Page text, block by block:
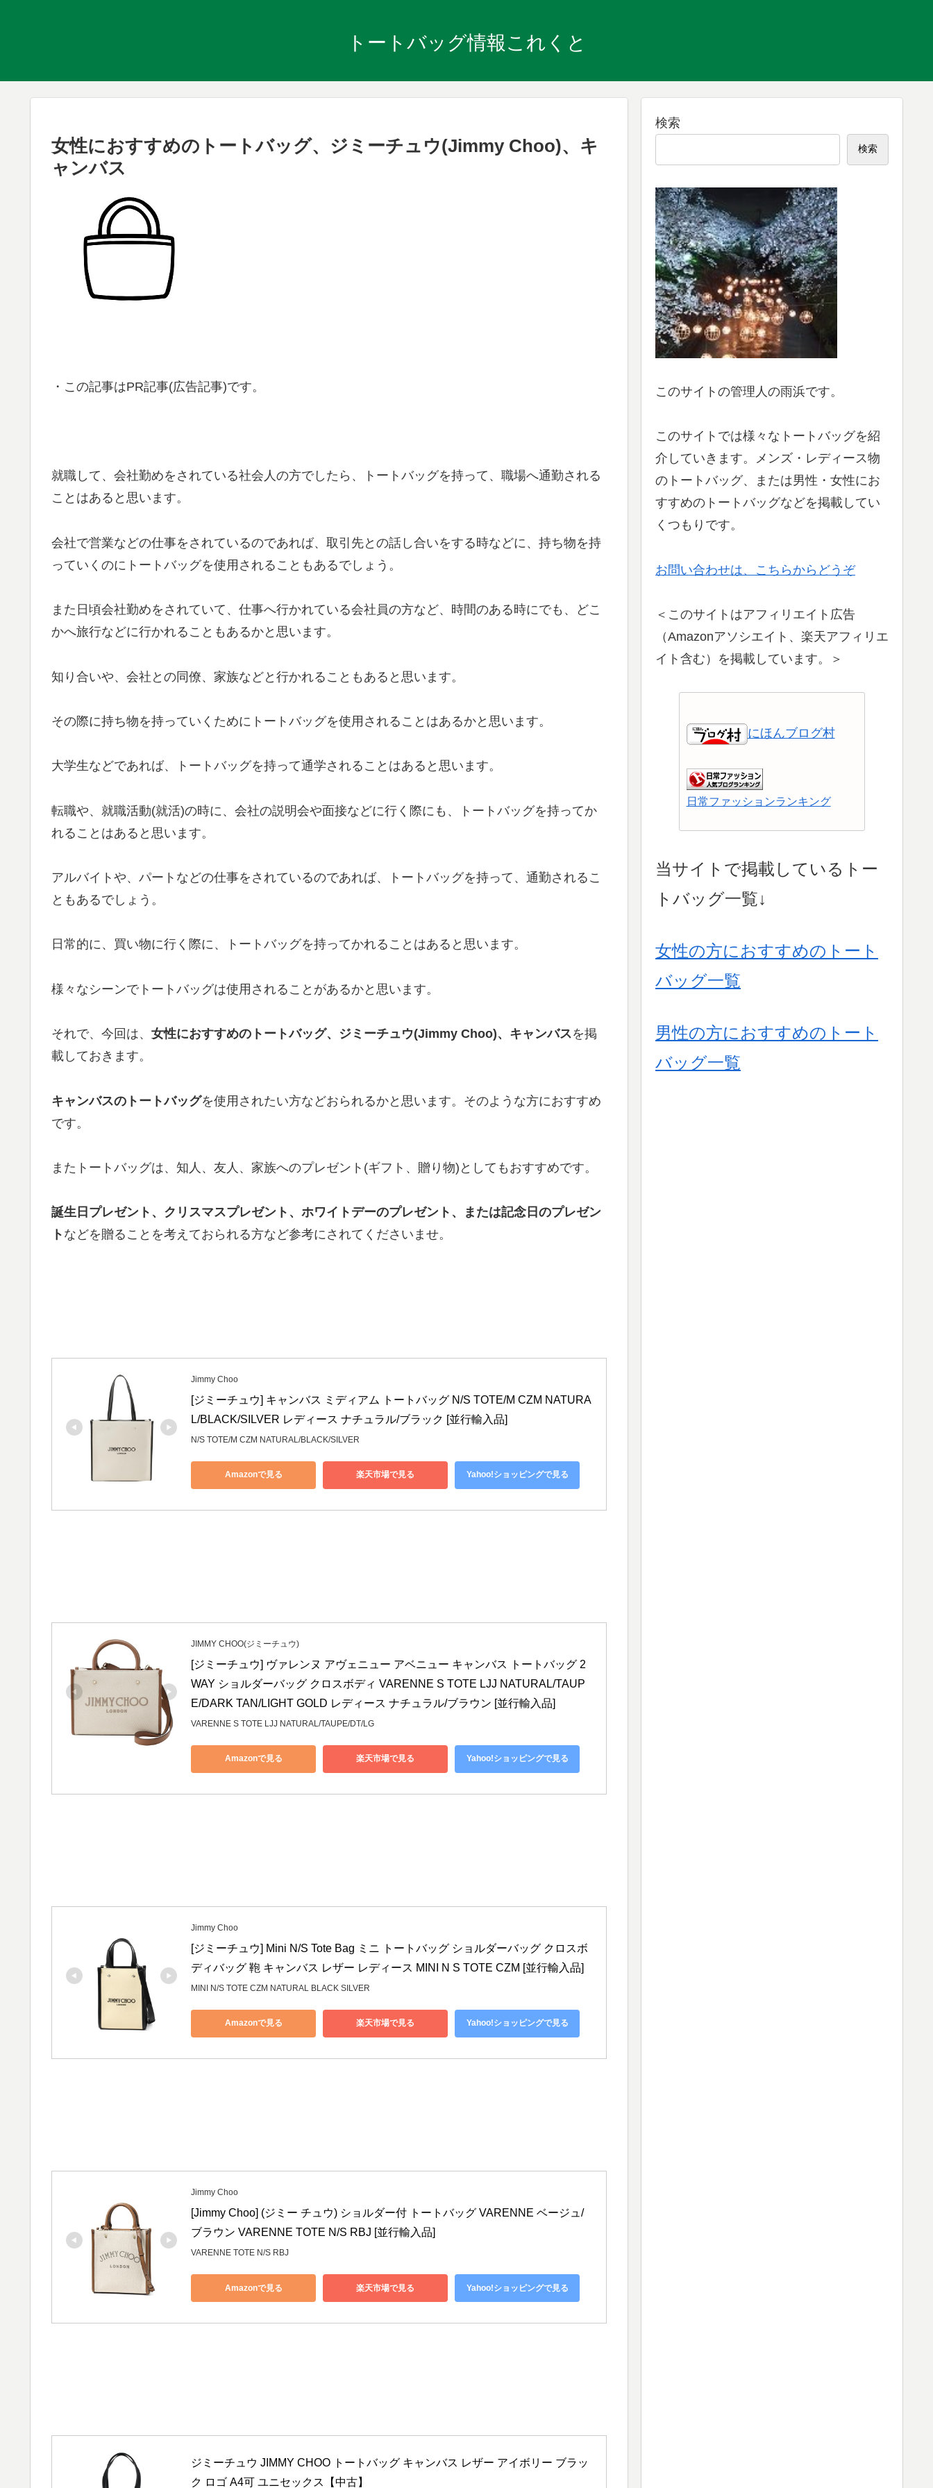
トートバッグ情報これくと
女性におすすめのトートバッグ、ジミーチュウ(Jimmy Choo)、キ
ャンバス
・この記事はPR記事(広告記事)です。
就職して、会社勤めをされている社会人の方でしたら、トートバッグを持って、職場へ通勤される
ことはあると思います。
会社で営業などの仕事をされているのであれば、取引先との話し合いをする時などに、持ち物を持
っていくのにトートバッグを使用されることもあるでしょう。
また日頃会社勤めをされていて、仕事へ行かれている会社員の方など、時間のある時にでも、どこ
かへ旅行などに行かれることもあるかと思います。
知り合いや、会社との同僚、家族などと行かれることもあると思います。
その際に持ち物を持っていくためにトートバッグを使用されることはあるかと思います。
大学生などであれば、トートバッグを持って通学されることはあると思います。
転職や、就職活動(就活)の時に、会社の説明会や面接などに行く際にも、トートバッグを持ってか
れることはあると思います。
アルバイトや、パートなどの仕事をされているのであれば、トートバッグを持って、通勤されるこ
ともあるでしょう。
日常的に、買い物に行く際に、トートバッグを持ってかれることはあると思います。
様々なシーンでトートバッグは使用されることがあるかと思います。
それで、今回は、 女性におすすめのトートバッグ、ジミーチュウ(Jimmy Choo)、キャンバスを掲
載しておきます。
キャンバスのトートバッグを使用されたい方などおられるかと思います。そのような方におすすめ
です。
またトートバッグは、知人、友人、家族へのプレゼント(ギフト、贈り物)としてもおすすめです。
誕生日プレゼント、クリスマスプレゼント、ホワイトデーのプレゼント、または記念日のプレゼン
ト などを贈ることを考えておられる方など参考にされてくださいませ。
Jimmy Choo
[ジミーチュウ] キャンバス ミディアム トートバッグ N/S TOTE/M CZM NATURA
L/BLACK/SILVER レディース ナチュラル/ブラック [並行輸入品]
N/S TOTE/M CZM NATURAL/BLACK/SILVER
Amazonで見る 楽天市場で見る Yahoo!ショッピングで見る
JIMMY CHOO(ジミーチュウ)
[ジミーチュウ] ヴァレンヌ アヴェニュー アベニュー キャンバス トートバッグ 2
WAY ショルダーバッグ クロスボディ VARENNE S TOTE LJJ NATURAL/TAUP
E/DARK TAN/LIGHT GOLD レディース ナチュラル/ブラウン [並行輸入品]
VARENNE S TOTE LJJ NATURAL/TAUPE/DT/LG
Amazonで見る 楽天市場で見る Yahoo!ショッピングで見る
Jimmy Choo
[ジミーチュウ] Mini N/S Tote Bag ミニ トートバッグ ショルダーバッグ クロスボ
ディバッグ 鞄 キャンバス レザー レディース MINI N S TOTE CZM [並行輸入品]
MINI N/S TOTE CZM NATURAL BLACK SILVER
Amazonで見る 楽天市場で見る Yahoo!ショッピングで見る
Jimmy Choo
[Jimmy Choo] (ジミー チュウ) ショルダー付 トートバッグ VARENNE ベージュ/
ブラウン VARENNE TOTE N/S RBJ [並行輸入品]
VARENNE TOTE N/S RBJ
Amazonで見る 楽天市場で見る Yahoo!ショッピングで見る
ジミーチュウ JIMMY CHOO トートバッグ キャンバス レザー アイボリー ブラッ
ク ロゴ A4可 ユニセックス【中古】
検索
検索
このサイトの管理人の雨浜です。
このサイトでは様々なトートバッグを紹
介していきます。メンズ・レディース物
のトートバッグ、または男性・女性にお
すすめのトートバッグなどを掲載してい
くつもりです。
お問い合わせは、こちらからどうぞ
＜このサイトはアフィリエイト広告
（Amazonアソシエイト、楽天アフィリエ
イト含む）を掲載しています。＞
にほんブログ村
日常ファッションランキング
当サイトで掲載しているトー
トバッグ一覧↓
女性の方におすすめのトート
バッグ一覧
男性の方におすすめのトート
バッグ一覧